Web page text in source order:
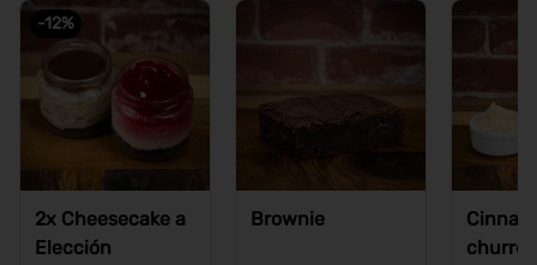
-12%
2x Cheesecake a
Elección
Brownie
churros